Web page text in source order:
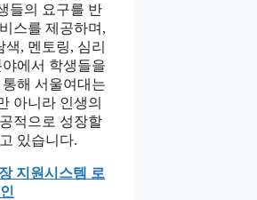
들의 요구를 반
스를 제공하며,
, 멘토링, 심리
에서 학생들을
해 서울여대는
아니라 인생의
적으로 성장할
있습니다.
지원시스템 로